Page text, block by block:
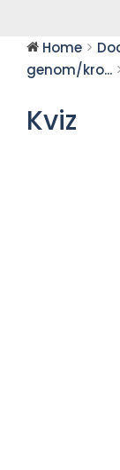
Home
genom/kro...
Kviz